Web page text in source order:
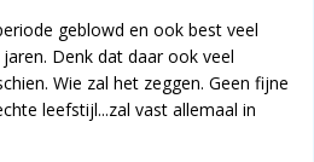
geblowd en ook best veel
Denk dat daar ook veel
Wie zal het zeggen. Geen fijne
leefstijl...zal vast allemaal in